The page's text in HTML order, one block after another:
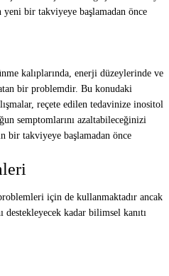
bir takviyeye başlamadan önce
kalıplarında, enerji düzeylerinde ve
bir problemdir. Bu konudaki
reçete edilen tedavinize inositol
semptomlarını azaltabileceğinizi
takviyeye başlamadan önce
için de kullanmaktadır ancak
destekleyecek kadar bilimsel kanıtı